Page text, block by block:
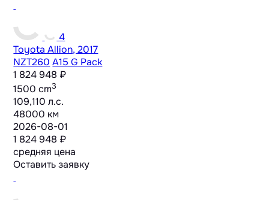
4
Toyota Allion, 2017
NZT260 A15 G Pack
1 824 948 ₽
1500 cm3
109,110 л.с.
48000 км
2026-08-01
1 824 948 ₽
средняя цена
Оставить заявку